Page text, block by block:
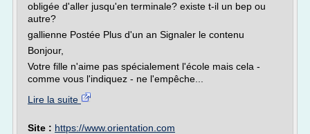
obligée d'aller jusqu'en terminale? existe t-il un bep ou
autre?
gallienne Postée Plus d'un an Signaler le contenu
Bonjour,
Votre fille n'aime pas spécialement l'école mais cela -
comme vous l'indiquez - ne l'empêche...
Lire la suite
Site : https://www.orientation.com